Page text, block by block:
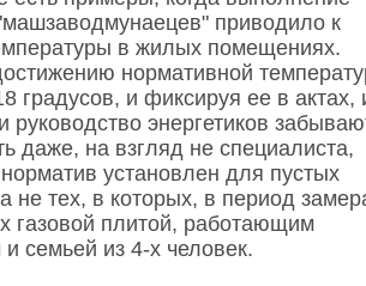
приводило к
в жилых помещениях.
нормативной
градусов, и фиксируя ее в актах,
руководство энергетиков
даже, на взгляд не специалиста,
установлен для пустых
не тех, в которых, в период
газовой плитой, работающим
семьей из 4-х человек.